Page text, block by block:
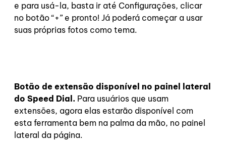
e para usá-la, basta ir até Configurações, clicar
no botão “+” e pronto! Já poderá começar a usar
suas próprias fotos como tema.
Botão de extensão disponível no painel lateral
do Speed Dial. Para usuários que usam
extensões, agora elas estarão disponível com
esta ferramenta bem na palma da mão, no painel
lateral da página.